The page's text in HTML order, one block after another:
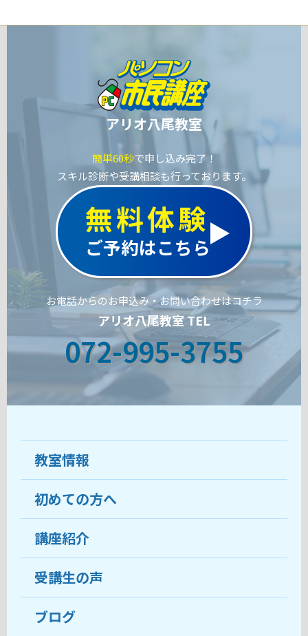
アリオ八尾教室
簡単60秒で申し込み完了！
スキル診断や受講相談も行っております。
無料体験
ご予約はこちら
お電話からのお申込み・お問い合わせはコチラ
アリオ八尾教室 TEL
072-995-3755
教室情報
教室について
受講生の声
おすすめ・人気の講座
目的から講座を探す
初めての方へ
ココがおすすめ
料金
受講までの流れ
講座紹介
受講生の声
ブログ